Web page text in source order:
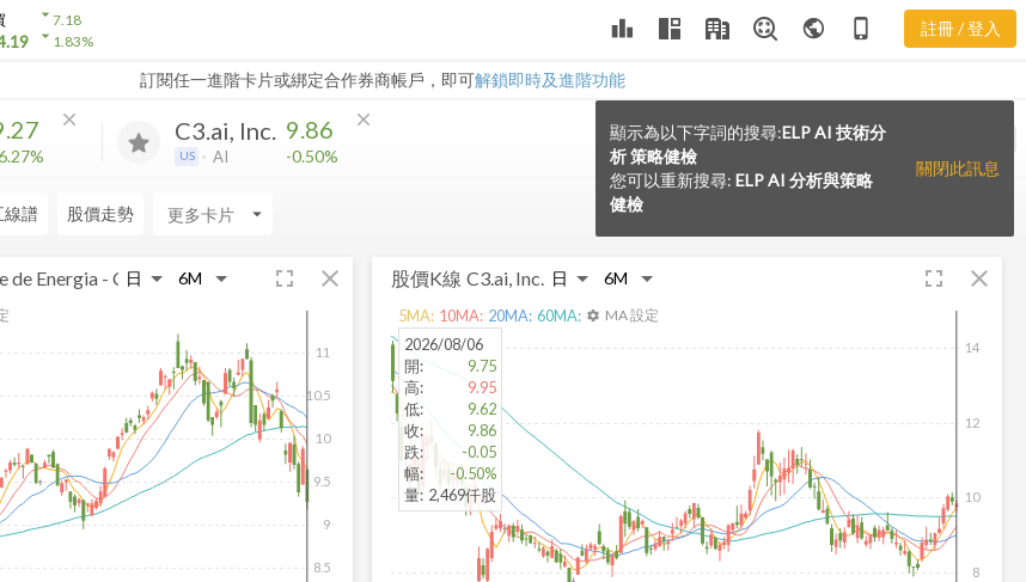
arrow_drop_down7.18
arrow_drop_down1.83% leaderboard public phone_iphone 註冊 / 登入
訂閱任一進階卡片或綁定合作券商帳戶，即可解鎖即時及進階功能
顯示為以下字詞的搜尋:ELP AI 技術分
析 策略健檢
您可以重新搜尋: ELP AI 分析與策略
健檢
關閉此訊息
close C3.ai, Inc.
US AI
9.86
-0.50%
close
線譜 股價走勢 arrow_drop_down
Energia - COPEL fullscreen close
8.5
9
9.5
10
10.5
11
股價K線 C3.ai, Inc. fullscreen close
8
10
12
14
2026/08/06
開:
9.75
高:
9.95
低:
9.62
收:
9.86
跌:
-0.05
幅:
-0.50%
量: 2,469仟股
5MA: 10MA: 20MA: 60MA: settings MA 設定